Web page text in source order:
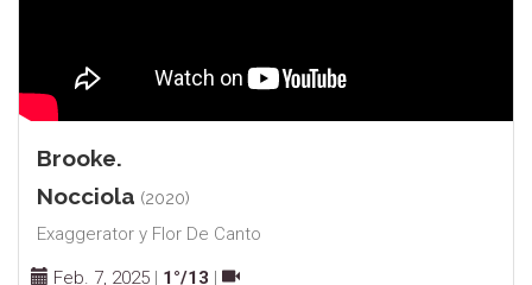
Brooke.
Nocciola (2020)
Exaggerator y Flor De Canto
Feb. 7, 2025 | 1°/13 |